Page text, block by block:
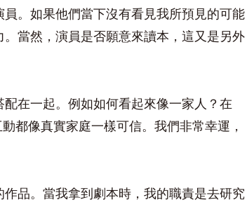
。如果他們當下沒有看見我所預見的可能
當然，演員是否願意來讀本，這又是另外
在一起。例如如何看起來像一家人？在
都像真實家庭一樣可信。我們非常幸運，
品。當我拿到劇本時，我的職責是去研究